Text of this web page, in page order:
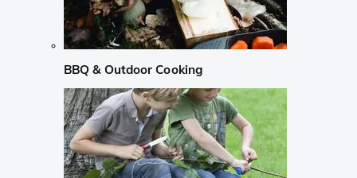
BBQ & Outdoor Cooking